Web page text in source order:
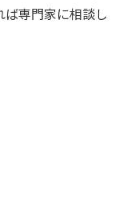
専門家に相談し